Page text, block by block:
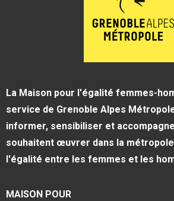
La Maison pour l'égalité femmes-
service de Grenoble Alpes
informer, sensibiliser et
souhaitent œuvrer dans la
l'égalité entre les femmes et les
MAISON POUR